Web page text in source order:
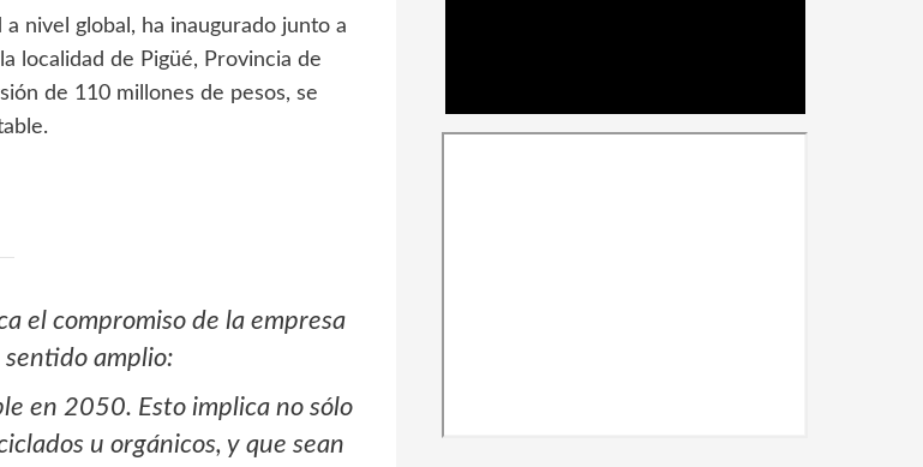
nivel global, ha inaugurado junto a
localidad de Pigüé, Provincia de
de 110 millones de pesos, se
el compromiso de la empresa
amplio:
en 2050. Esto implica no sólo
u orgánicos, y que sean